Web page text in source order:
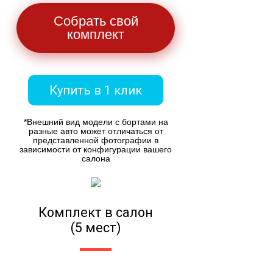
Собрать свой
комплект
Купить в 1 клик
*Внешний вид модели с бортами на
разные авто может отличаться от
представленной фотографии в
зависимости от конфигурации вашего
салона
Комплект в салон
(5 мест)